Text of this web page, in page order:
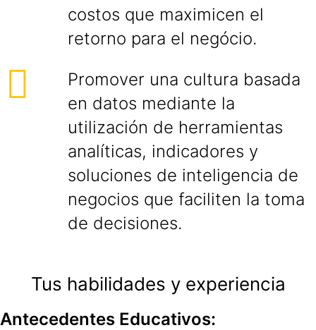
costos que maximicen el
retorno para el negócio.
Promover una cultura basada
en datos mediante la
utilización de herramientas
analíticas, indicadores y
soluciones de inteligencia de
negocios que faciliten la toma
de decisiones.
Tus habilidades y experiencia
Antecedentes Educativos: